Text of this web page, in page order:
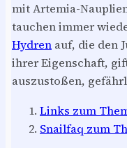
mit Artemia-
tauchen immer
Hydren auf, die den
ihrer Eigenschaft,
auszustoßen,
Links zum
Snailfaq zum